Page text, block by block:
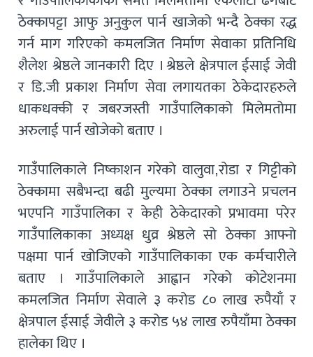
ठेक्कापट्टा आफु अनुकुल पार्न खाजेको भन्दै ठेक्का रद्ध
गर्न माग गरिएको कमलजित निर्माण सेवाका प्रतिनिधि
शैलेश श्रेष्ठले जानकारी दिए । श्रेष्ठले क्षेत्रपाल ईसाई जेवी
र डि.जी प्रकाश निर्माण सेवा लगायतका ठेकेदारहरुले
धाकधक्की र जबरजस्ती गाउँपालिकाको मिलेमतोमा
अरुलाई पार्न खोजेको बताए ।
गाउँपालिकाले निष्काशन गरेको वालुवा,रोडा र गिट्टीको
ठेक्कामा सबैभन्दा बढी मुल्यमा ठेक्का लगाउने प्रचलन
भएपनि गाउँपालिका र केही ठेकेदारको प्रभावमा परेर
गाउँपालिकाका अध्यक्ष धुव्र श्रेष्ठले सो ठेक्का आफ्नो
पक्षमा पार्न खोजिएको गाउँपालिकाका एक कर्मचारीले
बताए । गाउँपालिकाले आह्वान गरेको कोटेशनमा
कमलजित निर्माण सेवाले ३ करोड ८० लाख रुपैयाँ र
क्षेत्रपाल ईसाई जेवीले ३ करोड ५४ लाख रुपैयाँमा ठेक्का
हालेका थिए ।